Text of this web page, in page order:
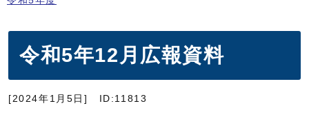
令和5年12月広報資料
[2024年1月5日] ID:11813